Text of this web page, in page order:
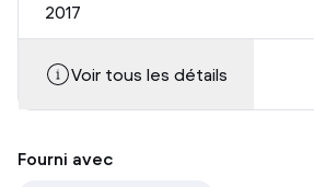
2017
Voir tous les détails
Fourni avec